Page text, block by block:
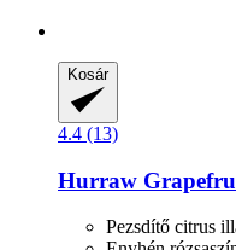
Kosár
4.4 (13)
Hurraw
Pezsdítő citrus